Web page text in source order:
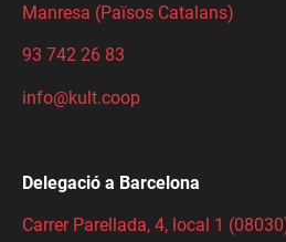
Manresa (Països Catalans)
93 742 26 83
info@kult.coop
Delegació a Barcelona
Carrer Parellada, 4, local 1